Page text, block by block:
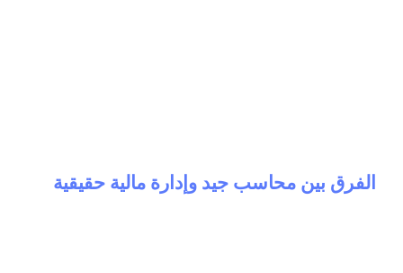
الفرق بين محاسب جيد وإدارة مالية حقيقية